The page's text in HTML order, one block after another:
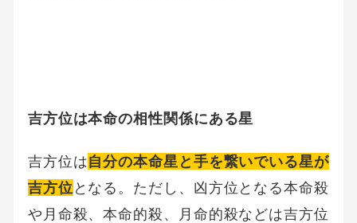
吉方位は本命の相性関係にある星
吉方位は自分の本命星と手を繋いでいる星が
吉方位となる。ただし、凶方位となる本命殺
や月命殺、本命的殺、月命的殺などは吉方位